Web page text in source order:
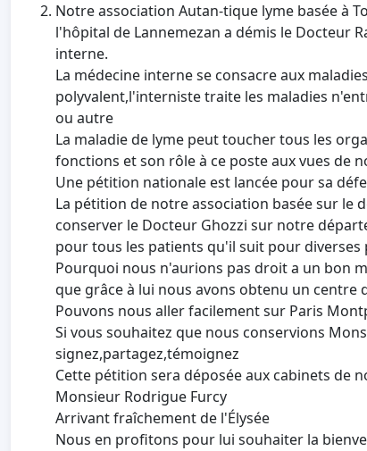
Notre association Autan-tique lyme basée à
l'hôpital de Lannemezan a démis le Docteur
interne.
La médecine interne se consacre aux
polyvalent,l'interniste traite les maladies
ou autre
La maladie de lyme peut toucher tous les
fonctions et son rôle à ce poste aux vues de
Une pétition nationale est lancée pour sa
La pétition de notre association basée sur le
conserver le Docteur Ghozzi sur notre
pour tous les patients qu'il suit pour
Pourquoi nous n'aurions pas droit a un bon
que grâce à lui nous avons obtenu un centre
Pouvons nous aller facilement sur Paris
Si vous souhaitez que nous conservions
signez,partagez,témoignez
Cette pétition sera déposée aux cabinets de
Monsieur Rodrigue Furcy
Arrivant fraîchement de l'Élysée
Nous en profitons pour lui souhaiter la